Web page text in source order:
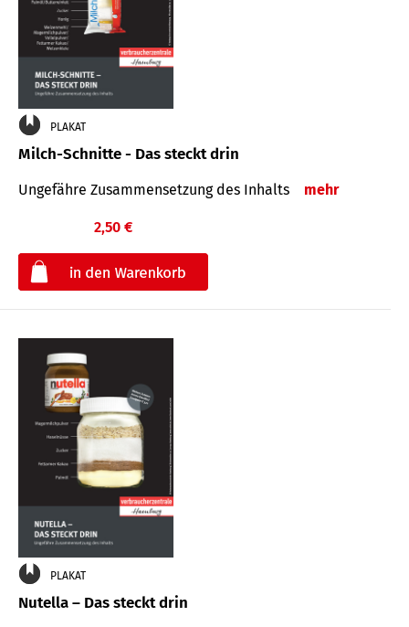
PLAKAT
Milch-Schnitte - Das steckt drin
Ungefähre Zu­sammen­setzung des Inhalts mehr
2,50 €
PLAKAT
Nutella – Das steckt drin